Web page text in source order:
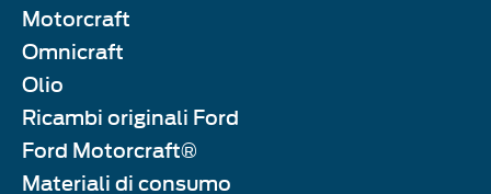
Motorcraft
Omnicraft
Olio
Ricambi originali Ford
Ford Motorcraft®
Materiali di consumo